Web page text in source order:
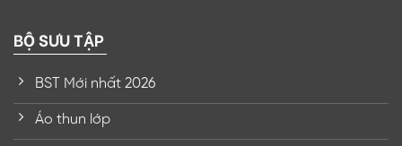
BỘ SƯU TẬP
BST Mới nhất 2026
Áo thun lớp